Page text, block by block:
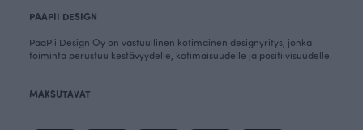
PAAPII DESIGN
PaaPii Design Oy on vastuullinen kotimainen designyritys, jonka
toiminta perustuu kestävyydelle, kotimaisuudelle ja positiivisuudelle.
MAKSUTAVAT